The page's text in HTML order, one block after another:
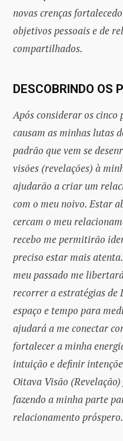
novas crenças
objetivos pessoais e de
compartilhados.
DESCOBRINDO OS
Após considerar os
causam as minhas lutas
padrão que vem se
visões (revelações) à
ajudarão a criar um
com o meu noivo. Estar
cercam o meu
recebo me permitirão
preciso estar mais
meu passado me
recorrer a estratégias
espaço e tempo para
ajudará a me conectar
fortalecer a minha
intuição e definir
Oitava Visão
fazendo a minha parte
relacionamento próspero.